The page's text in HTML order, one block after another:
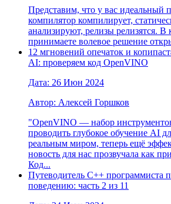
Представим, что у вас идеальный
компилятор компилирует,
анализируют, релизы релизятся.
принимаете волевое решение
12 мгновений опечаток и
AI: проверяем код OpenVINO
Дата: 26 Июн 2024
Автор: Алексей Горшков
"OpenVINO — набор
проводить глубокое обучение AI
реальным миром, теперь ещё
новость для нас прозвучала как
Код...
Путеводитель C++ программиста
поведению: часть 2 из 11